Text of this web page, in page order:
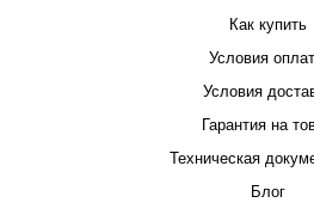
Как купить
Условия
Условия
Гарантия на
Техническая
Блог